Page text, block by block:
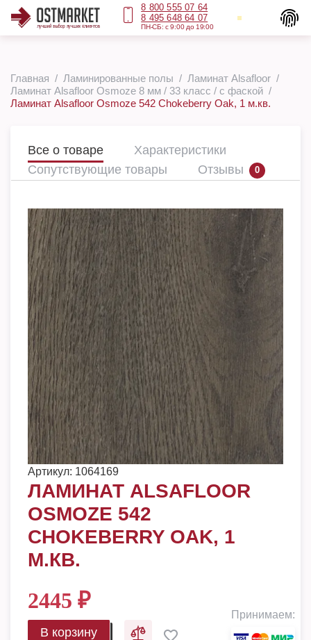
8 800 555 07 64
8 495 648 64 07
ПН-СБ: с 9:00 до 19:00
Главная Ламинированные полы
Ламинат Alsafloor
Ламинат Alsafloor Osmoze 8 мм / 33 класс / с фаской
Ламинат Alsafloor Osmoze 542 Chokeberry Oak, 1 м.кв.
Все о товаре
Характеристики
Сопутствующие товары
Отзывы 0
Артикул: 1064169
ЛАМИНАТ ALSAFLOOR
OSMOZE 542
CHOKEBERRY OAK, 1
М.КВ.
2445 ₽
В корзину
Принимаем: